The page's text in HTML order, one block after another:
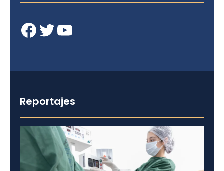
Facebook Twitter YouTube
Reportajes